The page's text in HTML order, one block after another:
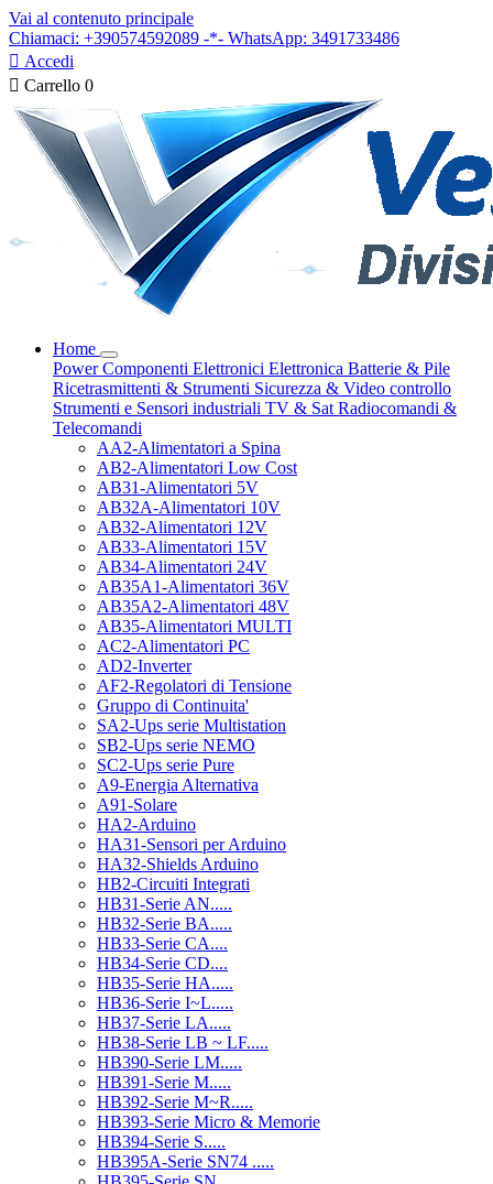
Vai al contenuto principale
Chiamaci: +390574592089 -*- WhatsApp: 3491733486
 Accedi
 Carrello 0
Home
PowerComponenti Elettronici Elettronica Batterie & Pile
Ricetrasmittenti & Strumenti Sicurezza & Video controllo
Strumenti e Sensori industriali TV & Sat Radiocomandi &
Telecomandi
AA2-Alimentatori a Spina
AB2-Alimentatori Low Cost
AB31-Alimentatori 5V
AB32A-Alimentatori 10V
AB32-Alimentatori 12V
AB33-Alimentatori 15V
AB34-Alimentatori 24V
AB35A1-Alimentatori 36V
AB35A2-Alimentatori 48V
AB35-Alimentatori MULTI
AC2-Alimentatori PC
AD2-Inverter
AF2-Regolatori di Tensione
Gruppo di Continuita'
SA2-Ups serie Multistation
SB2-Ups serie NEMO
SC2-Ups serie Pure
A9-Energia Alternativa
A91-Solare
HA2-Arduino
HA31-Sensori per Arduino
HA32-Shields Arduino
HB2-Circuiti Integrati
HB31-Serie AN.....
HB32-Serie BA.....
HB33-Serie CA....
HB34-Serie CD....
HB35-Serie HA.....
HB36-Serie I~L.....
HB37-Serie LA.....
HB38-Serie LB ~ LF.....
HB390-Serie LM.....
HB391-Serie M.....
HB392-Serie M~R.....
HB393-Serie Micro & Memorie
HB394-Serie S.....
HB395A-Serie SN74 .....